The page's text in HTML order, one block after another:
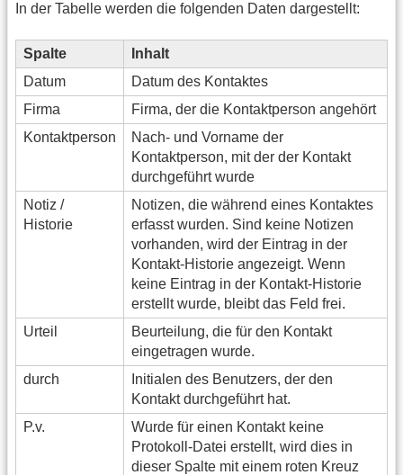
In der Tabelle werden die folgenden Daten dargestellt:
Spalte
Inhalt
Datum
Datum des Kontaktes
Firma
Firma, der die Kontaktperson angehört
Kontaktperson
Nach- und Vorname der
Kontaktperson, mit der der Kontakt
durchgeführt wurde
Notiz /
Historie
Notizen, die während eines Kontaktes
erfasst wurden. Sind keine Notizen
vorhanden, wird der Eintrag in der
Kontakt-Historie angezeigt. Wenn
keine Eintrag in der Kontakt-Historie
erstellt wurde, bleibt das Feld frei.
Urteil
Beurteilung, die für den Kontakt
eingetragen wurde.
durch
Initialen des Benutzers, der den
Kontakt durchgeführt hat.
P.v.
Wurde für einen Kontakt keine
Protokoll-Datei erstellt, wird dies in
dieser Spalte mit einem roten Kreuz